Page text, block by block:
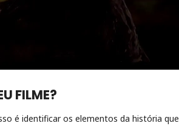
FILME?
é identificar os elementos da história que